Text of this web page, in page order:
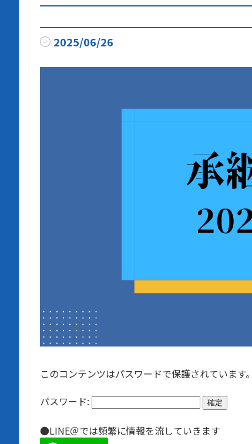
2025/06/26
このコンテンツはパスワードで保護されていま
パスワード:
●LINE＠では頻繁に情報を流していきます